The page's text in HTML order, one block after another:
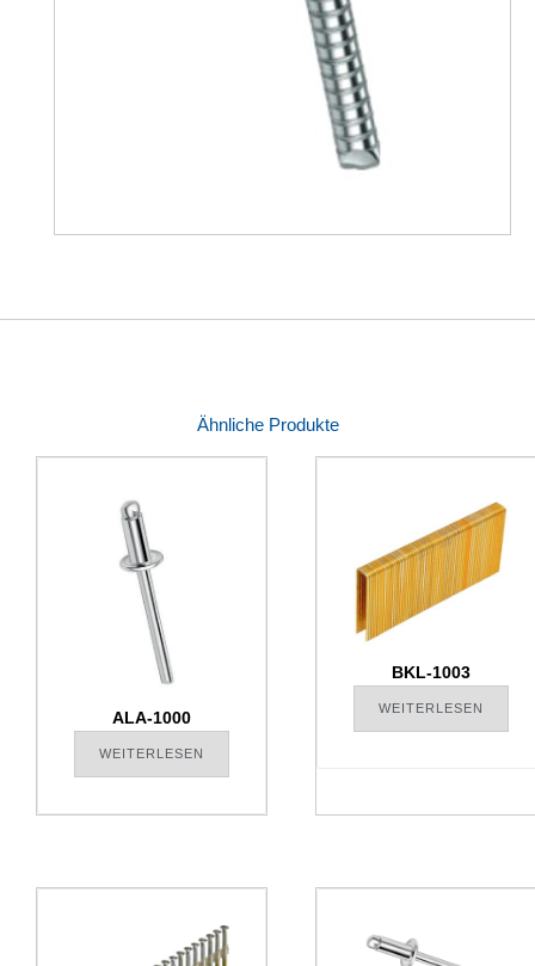
Ähnliche Produkte
ALA-1000
WEITERLESEN
BKL-1003
WEITERLESEN